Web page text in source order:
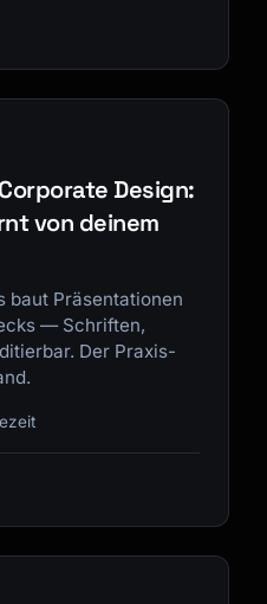
Design:
von deinem
baut Präsentationen
— Schriften,
Der Praxis-